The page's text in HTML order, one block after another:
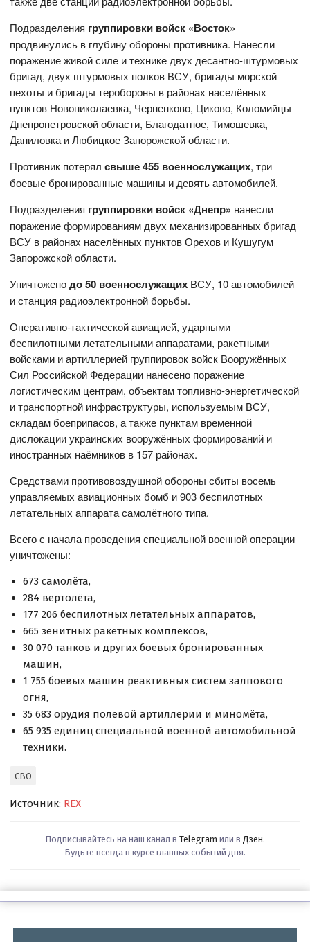
Подразделения группировки войск «Восток»
продвинулись в глубину обороны противника. Нанесли
поражение живой силе и технике двух десантно-штурмовых
бригад, двух штурмовых полков ВСУ, бригады морской
пехоты и бригады теробороны в районах населённых
пунктов Новониколаевка, Черненково, Циково, Коломийцы
Днепропетровской области, Благодатное, Тимошевка,
Даниловка и Любицкое Запорожской области.
Противник потерялсвыше 455 военнослужащих, три
боевые бронированные машины и девять автомобилей.
Подразделения группировки войск «Днепр» нанесли
поражение формированиям двух механизированных бригад
ВСУ в районах населённых пунктов Орехов и Кушугум
Запорожской области.
Уничтоженодо 50 военнослужащих ВСУ, 10 автомобилей
и станция радиоэлектронной борьбы.
Оперативно-тактической авиацией, ударными
беспилотными летательными аппаратами, ракетными
войсками и артиллерией группировок войск Вооружённых
Сил Российской Федерации нанесено поражение
логистическим центрам, объектам топливно-энергетической
и транспортной инфраструктуры, используемым ВСУ,
складам боеприпасов, а также пунктам временной
дислокации украинских вооружённых формирований и
иностранных наёмников в 157 районах.
Средствами противовоздушной обороны сбиты восемь
управляемых авиационных бомб и 903 беспилотных
летательных аппарата самолётного типа.
Всего с начала проведения специальной военной операции
уничтожены:
673 самолёта,
284 вертолёта,
177 206 беспилотных летательных аппаратов,
665 зенитных ракетных комплексов,
30 070 танков и других боевых бронированных
машин,
1 755 боевых машин реактивных систем залпового
огня,
35 683 орудия полевой артиллерии и миномёта,
65 935 единиц специальной военной автомобильной
техники.
СВО
Источник: REX
Подписывайтесь на наш канал в Telegram или в Дзен.
Будьте всегда в курсе главных событий дня.